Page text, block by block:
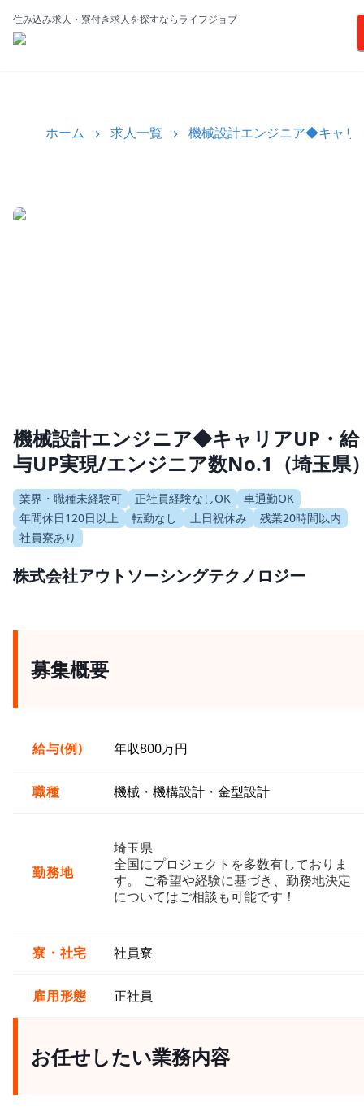
住み込み求人・寮付き求人を探すならライフジョブ
ホーム 求人一覧 機械設計エンジニア◆キャリ
機械設計エンジニア◆キャリアUP・給
与UP実現/エンジニア数No.1（埼玉県
業界・職種未経験可 正社員経験なしOK
車通勤OK
年間休日120日以上
転勤なし 土日祝休み
残業20時間以内
社員寮あり
株式会社アウトソーシングテクノロジー
募集概要
給与(例) 年収800万円
職種 機械・機構設計・金型設計
勤務地
埼玉県
全国にプロジェクトを多数有しておりま
す。 ご希望や経験に基づき、勤務地決定
についてはご相談も可能です！
寮・社宅 社員寮
雇用形態 正社員
お任せしたい業務内容